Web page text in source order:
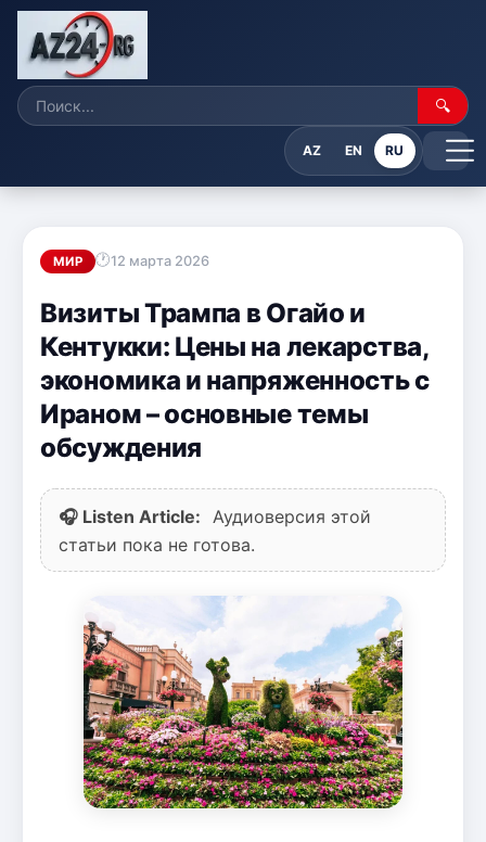
🔍
AZ EN RU
МИР 12 марта 2026
Визиты Трампа в Огайо и
Кентукки: Цены на лекарства,
экономика и напряженность с
Ираном – основные темы
обсуждения
🎧 Listen Article:
Аудиоверсия этой
статьи пока не готова.